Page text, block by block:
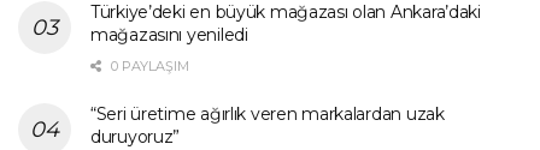
Türkiye’deki en büyük mağazası olan Ankara’daki
mağazasını yeniledi
0 PAYLAŞIM
“Seri üretime ağırlık veren markalardan uzak
duruyoruz”